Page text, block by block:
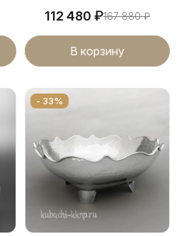
112 480 ₽167 880₽
В корзину
- 33%